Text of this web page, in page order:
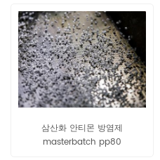
삼산화 안티몬 방염제
masterbatch pp80